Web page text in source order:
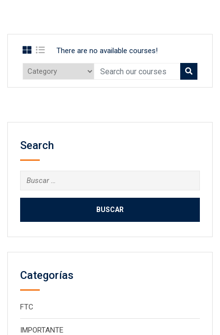
There are no available courses!
Search
Buscar:
Categorías
FTC
IMPORTANTE